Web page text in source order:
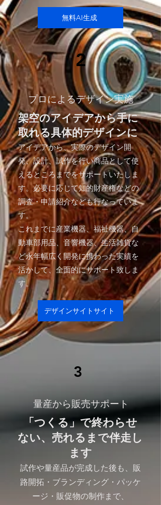
無料AI生成
2
​プロによるデザイン実施
架空のアイデアから手に
取れる具体的デザインに
アイデアから、実際のデザイン開
発、設計、試作を行い商品として使
えるところまでをサポートいたしま
す。必要に応じて知的財産権などの
調査・申請紹介なども行なっていま
す。
これまでに産業機器、福祉機器、自
動車部用品、音響機器、生活雑貨な
ど永年幅広く開発に携わった実績を
活かして、全面的にサポート致しま
す。
デザインサイトサイト
3
量産から販売サポート
「つくる」で終わらせ
ない、売れるまで伴走し
ます
試作や量産品が完成した後も、販
路開拓・ブランディング・パッケ
ージ・販促物の制作まで、